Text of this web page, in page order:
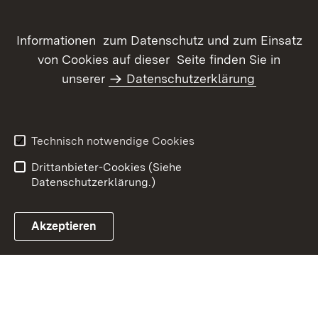
Benutzungshinweise
Informationen zum Datenschutz und zum Einsatz
von Cookies auf dieser Seite finden Sie in
unserer
Datenschutzerklärung
Technisch notwendige Cookies
Drittanbieter-Cookies (Siehe
Datenschutzerklärung.)
Akzeptieren